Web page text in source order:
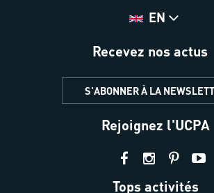
EN
Recevez nos actus
S'ABONNER À LA
Rejoignez l'UCPA
Tops activités